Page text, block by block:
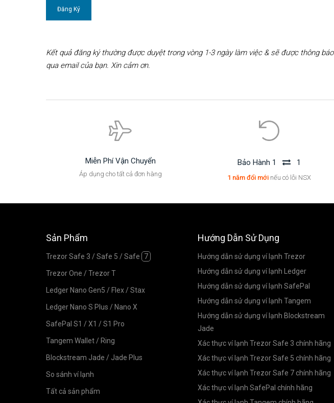
Kết quả đăng ký thường được duyệt trong vòng 1-3 ngày làm việc & sẽ được thông báo
qua email của bạn. Xin cảm ơn.
Miễn Phí Vận Chuyển
Áp dụng cho tất cả đơn hàng
Bảo Hành 1 1
1 năm đổi mớinếu có lỗi NSX
Sản Phẩm
Trezor Safe 3 /Safe 5 /Safe 7
Trezor One /Trezor T
Ledger Nano Gen5 / Flex /Stax
Ledger Nano S Plus / Nano X
SafePal S1 /X1 /S1 Pro
Tangem Wallet / Ring
Blockstream Jade / Jade Plus
So sánh ví lạnh
Tất cả sản phẩm
Hướng Dẫn Sử Dụng
Hướng dẫn sử dụng ví lạnh Trezor
Hướng dẫn sử dụng ví lạnh Ledger
Hướng dẫn sử dụng ví lạnh SafePal
Hướng dẫn sử dụng ví lạnh Tangem
Hướng dẫn sử dụng ví lạnh Blockstream
Jade
Xác thực ví lạnh Trezor Safe 3 chính hãng
Xác thực ví lạnh Trezor Safe 5 chính hãng
Xác thực ví lạnh Trezor Safe 7 chính hãng
Xác thực ví lạnh SafePal chính hãng